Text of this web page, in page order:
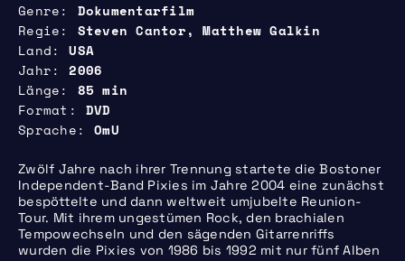
Genre
Dokumentarfilm
Regie
Steven Cantor, Matthew Galkin
Land
USA
Jahr
2006
Länge
85 min
Format
DVD
Sprache
OmU
Zwölf Jahre nach ihrer Trennung startete die Bostoner
Independent-Band Pixies im Jahre 2004 eine zunächst
bespöttelte und dann weltweit umjubelte Reunion-
Tour. Mit ihrem ungestümen Rock, den brachialen
Tempowechseln und den sägenden Gitarrenriffs
wurden die Pixies von 1986 bis 1992 mit nur fünf Alben